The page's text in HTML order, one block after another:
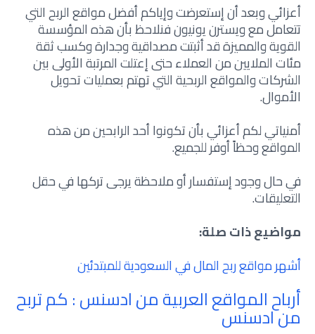
أعزائي وبعد أن إستعرضت وإياكم أفضل مواقع الربح التي
تتعامل مع ويسترن يونيون فنلاحظ بأن هذه المؤسسة
القوية والمميزة قد أثبتت مصداقية وجدارة وكسب ثقة
مئات الملايين من العملاء حتى إعتلت المرتبة الأولى بين
الشركات والمواقع الربحية التي تهتم بعمليات تحويل
الأموال.
أمنياتي لكم أعزائي بأن تكونوا أحد الرابحين من هذه
المواقع وحظاً أوفر للجميع.
في حال وجود إستفسار أو ملاحظة يرجى تركها في حقل
التعليقات.
مواضيع ذات صلة:
أشهر مواقع ربح المال في السعودية للمبتدئين
أرباح المواقع العربية من ادسنس : كم تربح
من ادسنس